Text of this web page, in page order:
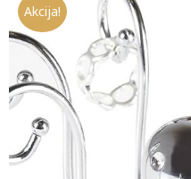
Akcija!